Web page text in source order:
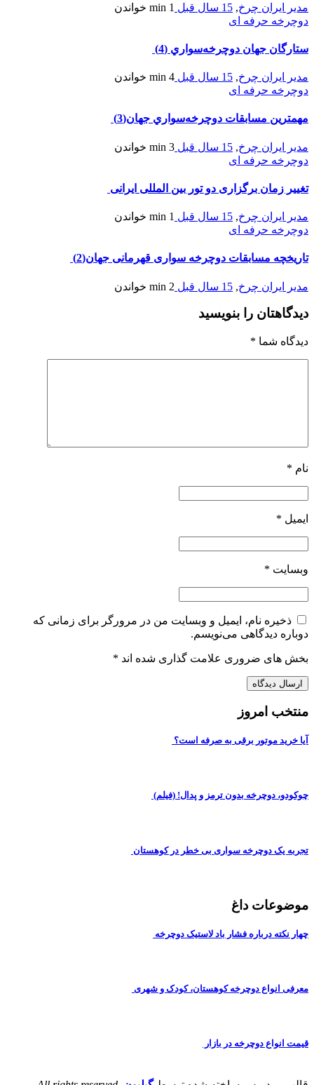
مدیر ایران چرخ, 15 سال قبل 1 min
خواندن
دوچرخه حرفه ای
ستارگان جهان دوچرخه‌سواري (4)
مدیر ایران چرخ, 15 سال قبل 4 min
خواندن
دوچرخه حرفه ای
مهمترين مسابقات دوچرخه‌سواري جهان(3)
مدیر ایران چرخ, 15 سال قبل 3 min
خواندن
دوچرخه حرفه ای
تغییر زمان برگزاری دو تور بین المللی ایرانی
مدیر ایران چرخ, 15 سال قبل 1 min
خواندن
دوچرخه حرفه ای
تاریخچه مسابقات دوچرخه سواری قهرمانی جهان(2)
مدیر ایران چرخ, 15 سال قبل 2 min خواندن
دیدگاهتان را بنویسید
دیدگاه شما *
نام *
ایمیل *
وبسایت *
ذخیره نام، ایمیل و وبسایت من در مرورگر برای زمانی که
دوباره دیدگاهی می‌نویسم.
بخش های ضروری علامت گذاری شده اند *
منتخب امروز
آیا خرید موتور برقی به صرفه است؟
چوکودو، دوچرخه بدون ترمز و پدال! (فیلم)
تجربه یک دوچرخه سواری بی خطر در کوهستان
موضوعات داغ
چهار نکته درباره فشار باد لاستیک دوچرخه
معرفی انواع دوچرخه کوهستان، کودک و شهری
قیمت انواع دوچرخه در بازار